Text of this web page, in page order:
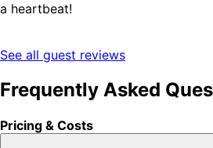
a heartbeat!
See all guest reviews
Frequently Asked
Pricing & Costs